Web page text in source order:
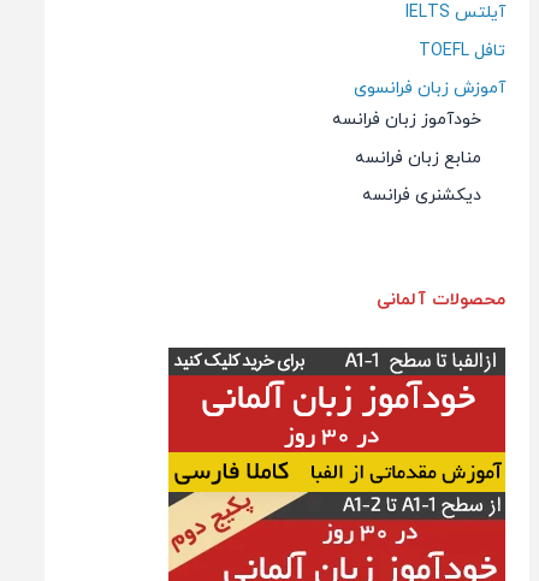
آیلتس IELTS
تافل TOEFL
آموزش زبان فرانسوی
خودآموز زبان فرانسه
منابع زبان فرانسه
دیکشنری فرانسه
محصولات آلمانی